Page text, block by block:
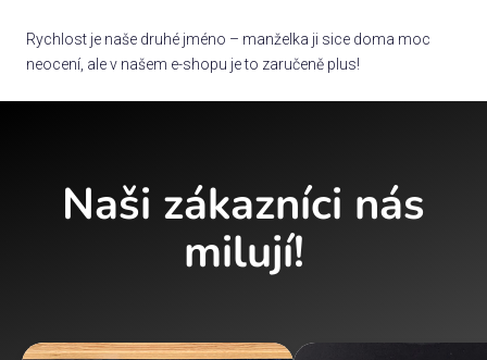
Rychlost je naše druhé jméno – manželka ji sice doma moc
neocení, ale v našem e-shopu je to zaručeně plus!
Naši zákazníci nás
milují!